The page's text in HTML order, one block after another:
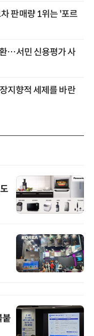
판매량 1위는 '포르
…서민 신용평가 사
지향적 세제를 바란
붙